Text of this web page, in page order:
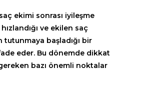
ekimi sonrası iyileşme
ve ekilen saç
tutunmaya başladığı bir
eder. Bu dönemde dikkat
bazı önemli noktalar